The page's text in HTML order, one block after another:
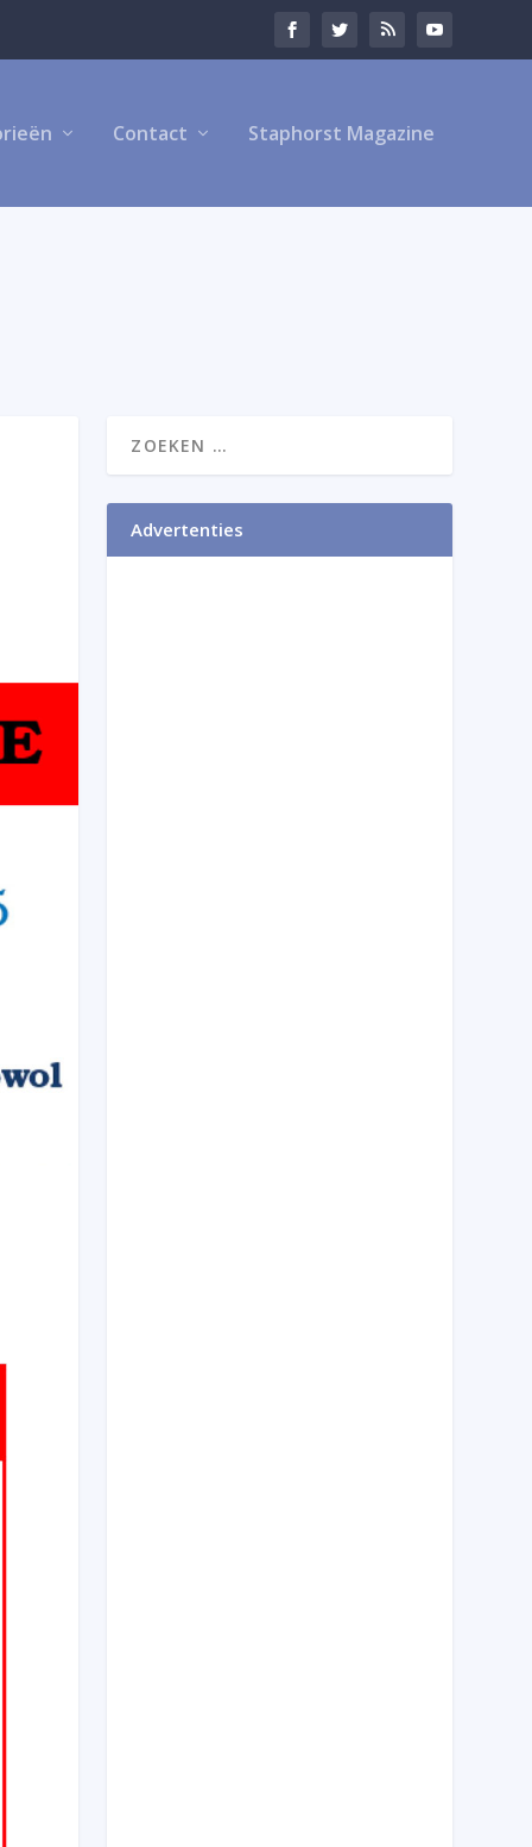
Contact Staphorst Magazine
Advertenties